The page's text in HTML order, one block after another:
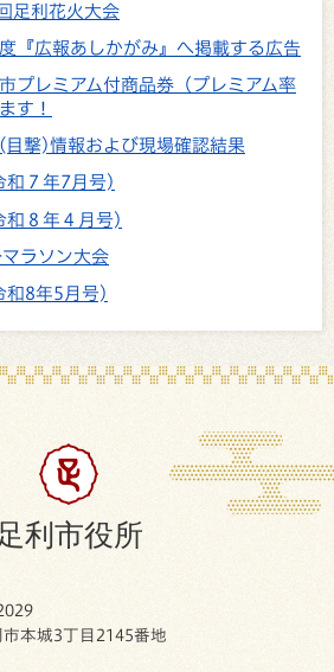
足利花火大会
『広報あしかがみ』へ掲載する広告
プレミアム付商品券（プレミアム率
す！
目撃)情報および現場確認結果
和７年7月号)
和８年４月号)
ラソン大会
和8年5月号)
利市役所
本城3丁目2145番地